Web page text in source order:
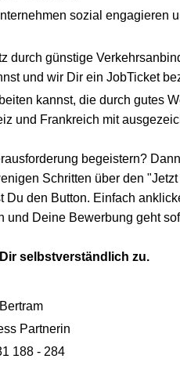
sozial engagieren
durch günstige
und wir Dir ein JobTicket
kannst, die durch gutes
und Frankreich mit
begeistern?
Schritten über den
Du den Button. Einfach
und Deine Bewerbung geht
selbstverständlich zu.
Partnerin
188 - 284